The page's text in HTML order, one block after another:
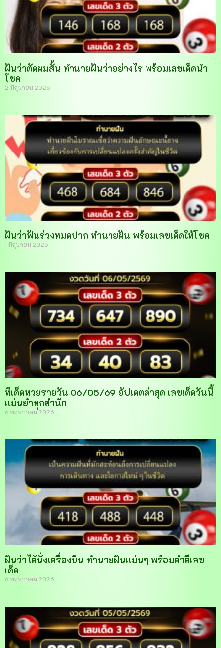
ฝันว่าตัดผมสั้น ทำนายฝันว่าอย่างไร พร้อมเลขเด็ดนำ
โชค
2 มิถุนายน 2026
ฝันว่าฟันร่วงหมดปาก ทำนายฝัน พร้อมเลขเด็ดให้โชค
1 มิถุนายน 2026
ทีเด็ดหวยรายวัน 06/05/69 อัปเดตล่าสุด เลขเด็ดวันนี้
แม่นยำทุกสำนัก
6 พฤษภาคม 2026
ฝันว่าได้นั่งเครื่องบิน ทำนายฝันแม่นๆ พร้อมคำตีเลข
เด็ด
6 พฤษภาคม 2026